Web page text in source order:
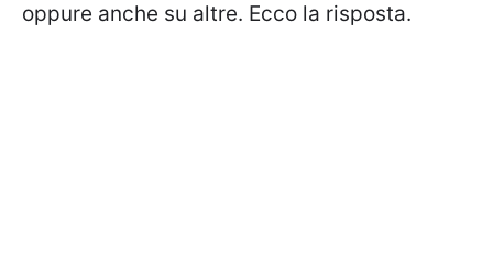
oppure anche su altre. Ecco la risposta.